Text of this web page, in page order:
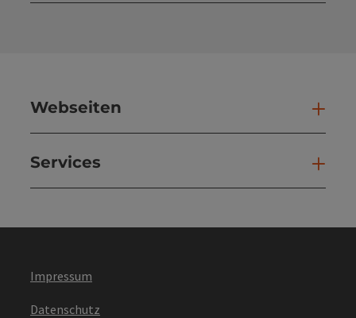
Webseiten
Services
Impressum
Datenschutz